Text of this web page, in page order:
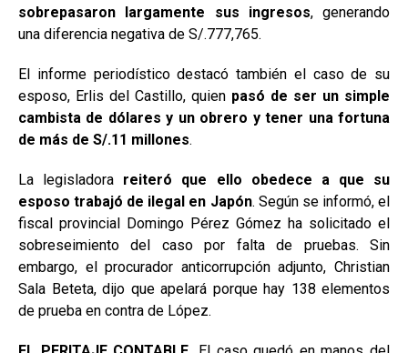
sobrepasaron largamente sus ingresos, generando
una diferencia negativa de S/.777,765.
El informe periodístico destacó también el caso de su
esposo, Erlis del Castillo, quien pasó de ser un simple
cambista de dólares y un obrero y tener una fortuna
de más de S/.11 millones.
La legisladora reiteró que ello obedece a que su
esposo trabajó de ilegal en Japón. Según se informó, el
fiscal provincial Domingo Pérez Gómez ha solicitado el
sobreseimiento del caso por falta de pruebas. Sin
embargo, el procurador anticorrupción adjunto, Christian
Sala Beteta, dijo que apelará porque hay 138 elementos
de prueba en contra de López.